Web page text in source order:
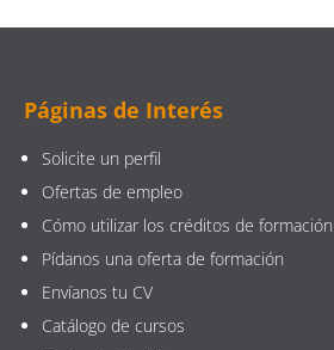
Páginas de Interés
Solicite un perfil
Ofertas de empleo
Cómo utilizar los créditos de formación
Pídanos una oferta de formación
Envíanos tu CV
Catálogo de cursos